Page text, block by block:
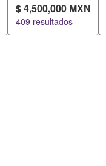
$ 4,500,000 MXN
409 resultados